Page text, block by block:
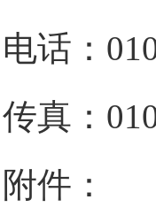
电话：
传真：
附件：